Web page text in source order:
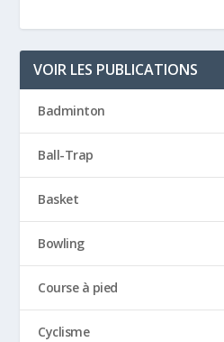
VOIR LES PUBLICATIONS
Badminton
Ball-Trap
Basket
Bowling
Course à pied
Cyclisme